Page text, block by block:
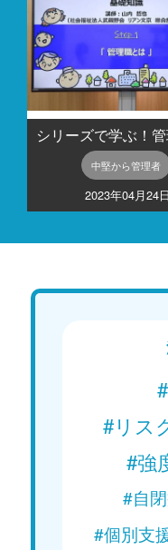
中堅から管理者
2023年04月24
#リス
#強
#自
#個別支